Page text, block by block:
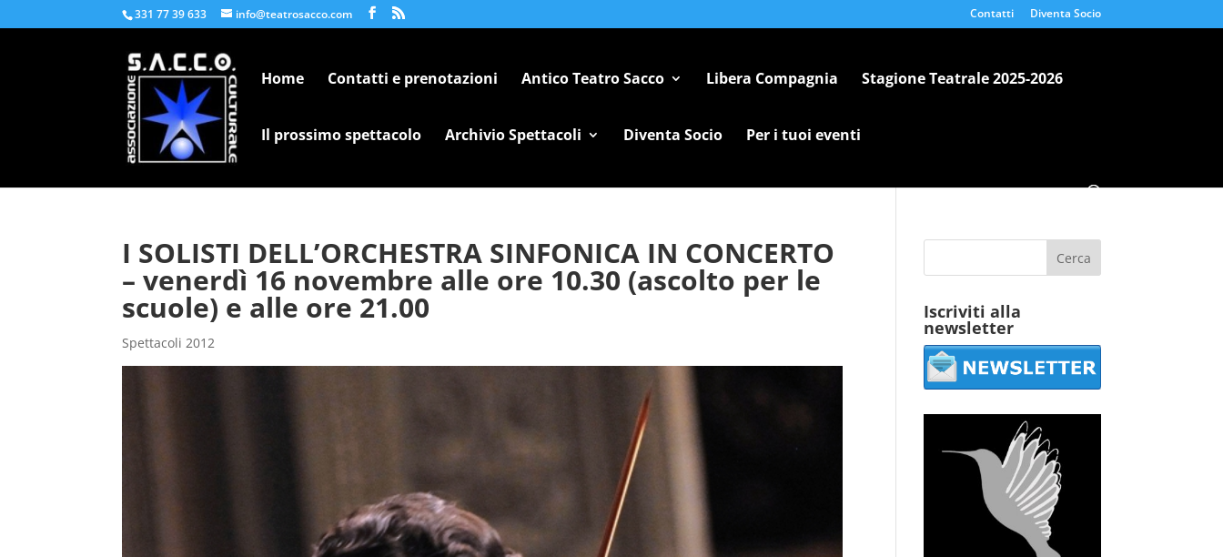
331 77 39 633 info@teatrosacco.com Contatti Diventa Socio
Home Contatti e prenotazioni Antico Teatro Sacco Libera Compagnia Stagione Teatrale 2025-2026
Il prossimo spettacolo Archivio Spettacoli Diventa Socio Per i tuoi eventi
I SOLISTI DELL’ORCHESTRA SINFONICA IN CONCERTO
– venerdì 16 novembre alle ore 10.30 (ascolto per le
scuole) e alle ore 21.00
Spettacoli 2012
Iscriviti alla
newsletter